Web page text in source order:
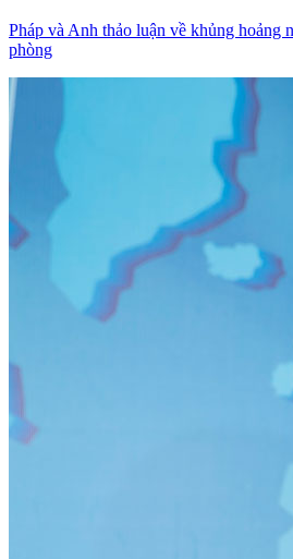
Pháp và Anh thảo luận về khủng hoảng
phòng